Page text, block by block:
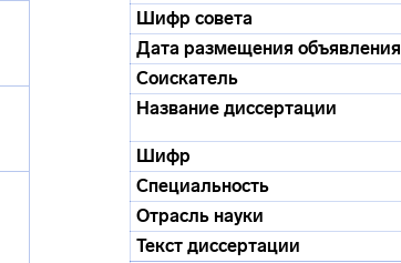
Шифр совета
Дата размещения объявления
Соискатель
Название диссертации
Шифр
Специальность
Отрасль науки
Текст диссертации